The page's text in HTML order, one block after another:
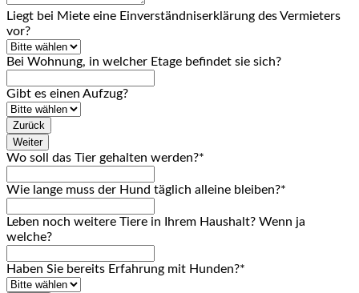
Liegt bei Miete eine Einverständniserklärung des Vermieters
vor?
Bei Wohnung, in welcher Etage befindet sie sich?
Gibt es einen Aufzug?
Zurück
Weiter
Wo soll das Tier gehalten werden?*
Wie lange muss der Hund täglich alleine bleiben?*
Leben noch weitere Tiere in Ihrem Haushalt? Wenn ja
welche?
Haben Sie bereits Erfahrung mit Hunden?*